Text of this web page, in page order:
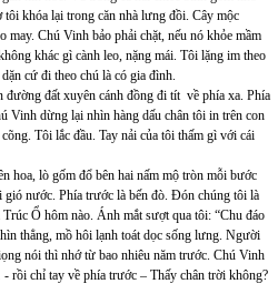
khóa lại trong căn nhà lưng đồi. Cây mộc
may. Chú Vinh bảo phải chặt, nếu nó khỏe mầm
khác gì cành leo, nặng mái. Tôi lặng im theo
cứ đi theo chú là có gia đình.
đường đất xuyên cánh đồng đi tít về phía xa. Phía
Vinh dừng lại nhìn hàng dấu chân tôi in trên con
Tôi lắc đầu. Tay nải của tôi thấm gì với cái
hoa, lò gốm đổ bên hai nấm mộ tròn mỗi bước
nước. Phía trước là bến đò. Đón chúng tôi là
Ổ hôm nào. Ánh mắt sượt qua tôi: “Chu đáo
thẳng, mồ hôi lạnh toát dọc sống lưng. Người
nói thì nhớ từ bao nhiêu năm trước. Chú Vinh
rồi chỉ tay về phía trước – Thấy chân trời không?